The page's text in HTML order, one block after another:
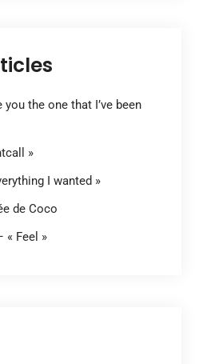
the one that I’ve been
»
I wanted »
de Coco
« Feel »